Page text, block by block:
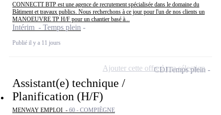
CONNECTT BTP est une agence de recrutement spécialisée dans le domaine du
Bâtiment et travaux publics. Nous recherchons à ce jour pour l'un de nos clients un
MANOEUVRE TP H/F pour un chantier basé à...
Intérim - Temps plein
Publié il y a 11 jours
Assistant(e) technique /
Planification (H/F)
MENWAY EMPLOI - 60 - COMPIÈGNE
CDITemps plein
Ajouter cette offre à ma sélection